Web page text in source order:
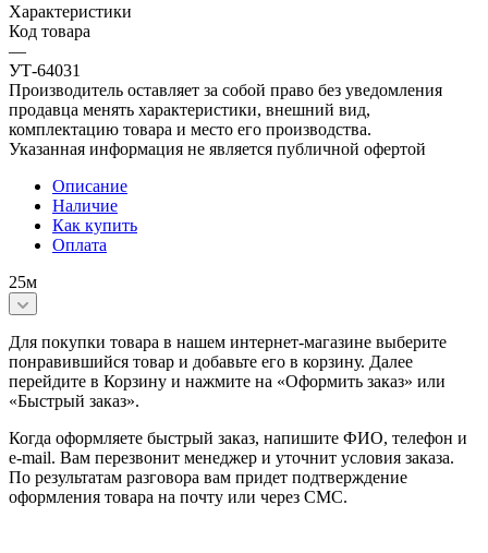
Характеристики
Код товара
—
УТ-64031
Производитель оставляет за собой право без уведомления
продавца менять характеристики, внешний вид,
комплектацию товара и место его производства.
Указанная информация не является публичной офертой
Описание
Наличие
Как купить
Оплата
25м
Для покупки товара в нашем интернет-магазине выберите
понравившийся товар и добавьте его в корзину. Далее
перейдите в Корзину и нажмите на «Оформить заказ» или
«Быстрый заказ».
Когда оформляете быстрый заказ, напишите ФИО, телефон и
e-mail. Вам перезвонит менеджер и уточнит условия заказа.
По результатам разговора вам придет подтверждение
оформления товара на почту или через СМС.